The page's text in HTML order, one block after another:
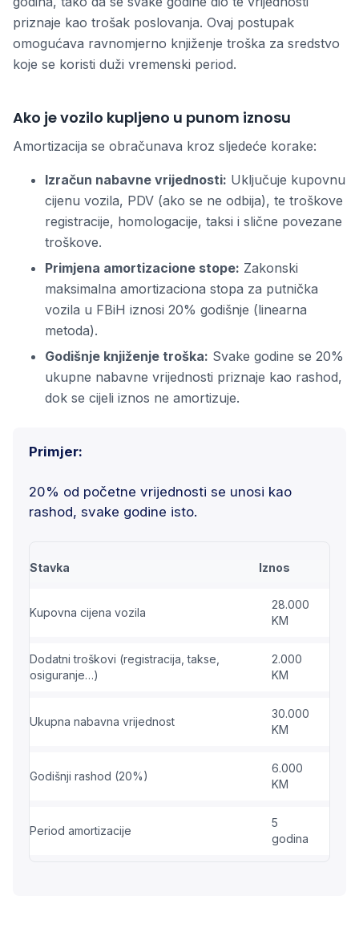
priznaje kao trošak poslovanja. Ovaj postupak
omogućava ravnomjerno knjiženje troška za sredstvo
koje se koristi duži vremenski period.
Ako je vozilo kupljeno u punom iznosu
Amortizacija se obračunava kroz sljedeće korake:
Izračun nabavne vrijednosti: Uključuje kupovnu
cijenu vozila, PDV (ako se ne odbija), te troškove
registracije, homologacije, taksi i slične povezane
troškove.
Primjena amortizacione stope: Zakonski
maksimalna amortizaciona stopa za putnička
vozila u FBiH iznosi 20% godišnje (linearna
metoda).
Godišnje knjiženje troška: Svake godine se 20%
ukupne nabavne vrijednosti priznaje kao rashod,
dok se cijeli iznos ne amortizuje.
Primjer:
20% od početne vrijednosti se unosi kao
rashod, svake godine isto.
Stavka Iznos
Kupovna cijena vozila
28.000
KM
Dodatni troškovi (registracija, takse,
osiguranje…)
2.000
KM
Ukupna nabavna vrijednost
30.000
KM
Godišnji rashod (20%)
6.000
KM
Period amortizacije
5
godina